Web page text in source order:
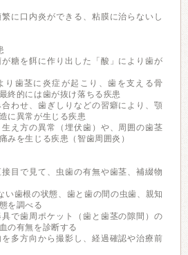
に口内炎ができる、粘膜に治らないし
が糖を餌に作り出した「酸」により歯が
り歯茎に炎症が起こり、歯を支える骨
終的には歯が抜け落ちる疾患
合わせ、歯ぎしりなどの習癖により、顎
に異常が生じる疾患
生え方の異常（埋伏歯）や、周囲の歯茎
みを生じる疾患（智歯周囲炎）
目で見て、虫歯の有無や歯茎、補綴物
い歯根の状態、歯と歯の間の虫歯、親知
を調べる
具で歯周ポケット（歯と歯茎の隙間）の
の有無を診断する
を多方向から撮影し、経過確認や治療前